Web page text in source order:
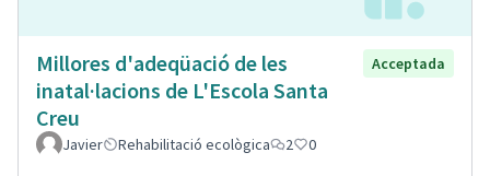
Millores d'adeqüació de les
inatal·lacions de L'Escola Santa
Creu
Acceptada
Javier Rehabilitació ecològica 2 0